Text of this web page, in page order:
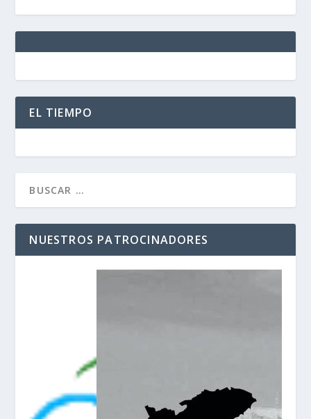
EL TIEMPO
NUESTROS PATROCINADORES